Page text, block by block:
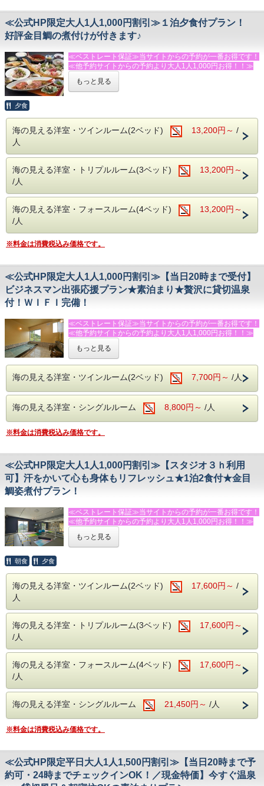
－－☆★☆その他☆★☆－－
・駐車場→第１・第２駐車場あり（９台・無料）
・電車でお越しの方は送迎がありますので、今井浜海岸駅に
ご到着後お電話下さい
・共同の冷蔵庫・電子レンジあり
・個室食事処あり（有料・予約制）
オンライン自力整体（60分大人3，000円～）
ストレッチポール（30分3，000円～）
－－☆★☆観光情報☆★☆－－
・踊り子温泉会館まで車で１０分
・河津バカテル公園まで車で１５分
・体感型動物園ｉＺｏｏ（イズー）まで車で１５分
・伊豆アニマルキングダムまで車で２５分
－－☆★☆その他☆★☆－－
・電車でお越しの方は送迎がありますので、今井浜海岸駅に
送迎はチェックイン・チェックアウト時に限らせていただき
・個室食事処あり（有料・予約制）
※大人・子供に関係なくベット使用数で、お部屋をお選びく
ど・・・
なし）など・・・
フォースルーム→大人３名・小学生１名など・・・
す。＋１，０００円（税抜）
◆館内設備
鏡張りのレンタルスタジオ利用（ミニキッチン付）
当館には、バレエ用バー・ヨガマット・体操用ホッピングマ
ットなど、豊富な設備を完備した、併設のレンタルスタジオ
がございます。
ヨガやダンス、撮影など様々な用途にご利用いただけます。
－－☆★☆観光情報☆★☆－－
・体感型動物園ｉＺｏｏ（イズー）まで車で１５分
・下田海中水族館まで車４０分
・伊豆ぐらんぱる公園まで車で４０分（１１月～８月までグ
・駐車場→第１・第２駐車場あり（９台・無料）
ご到着後お電話下さい。
送迎はチェックイン・チェックアウト時に限らせていただき
ます。
外食のための送迎はいたしかねますので、夕食等お済ませ
の上、お越しください。
たは河津バガテル公園(バラ園）にもお送りします。
・希望者に踊り子温泉会館半額利用券をプレゼント！
・飲物の持込みＯＫ！共用の冷蔵庫・電子レンジもあり。
・娯楽室もあり、卓球・キッズスペースもご利用になれま
す。
≪公式HP限定大人1人1,000円割引≫１泊夕食付プラン！
好評金目鯛の煮付けが付きます♪
≪ベストレート保証≫当サイトからの予約が一番お得です！
≪他予約サイトからの予約より大人1人1,000円お得！！≫
★★★ふじのくに安心・安全認証宿泊施設★★★です！！！
◆お食事【18：00】
オリジナル和洋折衷『伊豆料理』に人気の大きな伊豆特産金
※金目鯛姿煮が召し上がれない方は事前にお問い合わせくだ
さい。
０００円（税抜）※繁忙期には、お席の都合上、承れない場
合がございます。ご了承ください。
・伊勢エビ・あわび入り海鮮舟盛り（６，５００円/人）
（以上は２名様より承ります。）
０円～）
・あわびの踊り焼・あわびのお造り（２，５００円/枚）も
好評！
お電話またはメールにてご宿泊の前日までに承ります。
※入荷状況によりお断りすることもございます。ご了承下さ
◆温泉
【MORI】【SORA】【SAKURA】全ての温泉を貸切でご利
用いただけます。
※閑散期は、いずれか1か所の稼働となる場合がございま
す。
鏡張りのレンタルスタジオ利用（ミニキッチン付）
１時間２，０００円（税別）
当館には、バレエ用バー・ヨガマット・体操用ホッピングマ
ットなど、豊富な設備を完備した、併設のレンタルスタジオ
がございます。
（要予約）
※キッズルーム・卓球場は無料でご利用頂けます。
－－☆★☆観光情報☆★☆－－
・体感型動物園ｉＺｏｏ（イズー）まで車で１５分
・伊豆アニマルキングダムまで車で２５分
・河津七滝まで車で２５分
・下田海中水族館まで車４０分
・電車でお越しの方は送迎がありますので、今井浜海岸駅に
ご到着後お電話下さい。
送迎はチェックイン・チェックアウト時に限ります。
※大人・子供に関係なくベット使用数で、お部屋をお選びく
【例】ツインルーム→大人２名・幼児（ベッドなし）１名な
トリプルルーム→大人２名・小学生１名・幼児１名（ベッド
フォースルーム→大人３名・小学生１名など・・・
もっと見る
夕食
海の見える洋室・ツインルーム(2ベッド) 13,200円～ /
人
海の見える洋室・トリプルルーム(3ベッド)
13,200円～
/人
海の見える洋室・フォースルーム(4ベッド)
13,200円～
/人
※料金は消費税込み価格です。
≪公式HP限定大人1人1,000円割引≫【当日20時まで受付】
ビジネスマン出張応援プラン★素泊まり★贅沢に貸切温泉
付！ＷＩＦＩ完備！
≪ベストレート保証≫当サイトからの予約が一番お得です！
≪他予約サイトからの予約より大人1人1,000円お得！！≫
★★★ふじのくに安心・安全認証宿泊施設★★★です！！！
ン！
◆温泉
【MORI】【SORA】【SAKURA】全ての温泉を貸切でご利
用いただけます。
※閑散期は、いずれか1か所の稼働となる場合がございま
す。
◆朝寝坊派には１２時までのレイトチェックアウトも承りま
◆館内設備
１時間２，０００円（税別）
当館には、バレエ用バー・ヨガマット・体操用ホッピングマ
ヨガやダンス、撮影など様々な用途にご利用いただけます。
（要予約）
－－☆★☆観光情報☆★☆－－
・河津バカテル公園まで車で１５分
・体感型動物園ｉＺｏｏ（イズー）まで車で１５分
・伊豆アニマルキングダムまで車で２５分
・下田海中水族館まで車４０分
・伊豆ぐらんぱる公園まで車で４０分
－－☆★☆その他☆★☆－－
・駐車場→第１・第２駐車場あり（９台・無料）
送迎はチェックイン・チェックアウト時に限らせていただき
ます。
外食のための送迎はいたしかねますので、夕食等お済ませ
もっと見る
海の見える洋室・ツインルーム(2ベッド) 7,700円～ /人
海の見える洋室・シングルルーム 8,800円～ /人
※料金は消費税込み価格です。
≪公式HP限定大人1人1,000円割引≫【スタジオ３ｈ利用
可】汗をかいて心も身体もリフレッシュ★1泊2食付★金目
鯛姿煮付プラン！
≪ベストレート保証≫当サイトからの予約が一番お得です！
≪他予約サイトからの予約より大人1人1,000円お得！！≫
★★★ふじのくに安心・安全認証宿泊施設★★★です！！！
オンラインレッスンを開催している先生、受講している生徒
の皆さんが、旅行に行きながら、オンラインレッスンを開
今の時代、各種インストラクターも、ワーケーションできる
時代です！
スタジオでオンラインレッスンを開催し、温泉に入り、美味
そんな、旅の形があってもいいのではないでしょうか？
自身もオンラインレッスン開催実績のある若女将が、全力で
※ご予約の際、スタジオ利用希望時間を備考欄にご記入くだ
さい。
他のお客様がすでにご予約されている時間帯の場合は、こち
らからご連絡させて頂きます。
人気の大きな伊豆特産金目鯛の姿煮が付く、お得なプラン！
※金目鯛の姿煮が召し上がれない方は、事前にお問い合わせ
ください。
もっと見る
朝食 夕食
海の見える洋室・ツインルーム(2ベッド) 17,600円～ /
人
海の見える洋室・トリプルルーム(3ベッド)
17,600円～
/人
海の見える洋室・フォースルーム(4ベッド)
17,600円～
/人
海の見える洋室・シングルルーム 21,450円～ /人
※料金は消費税込み価格です。
≪公式HP限定平日大人1人1,500円割引≫【当日20時まで予
約可・24時までチェックインOK！／現金特価】今すぐ温泉